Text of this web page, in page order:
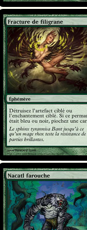
Fracture de filigrane
Nacatl farouche